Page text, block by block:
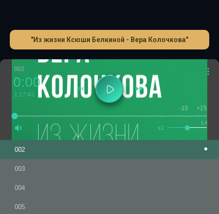
"Из жизни Ксюши Белкиной - Вера Колочкова"
002
0:00
1:17:43
1.0
x1
-15 +15
002
003
004
005